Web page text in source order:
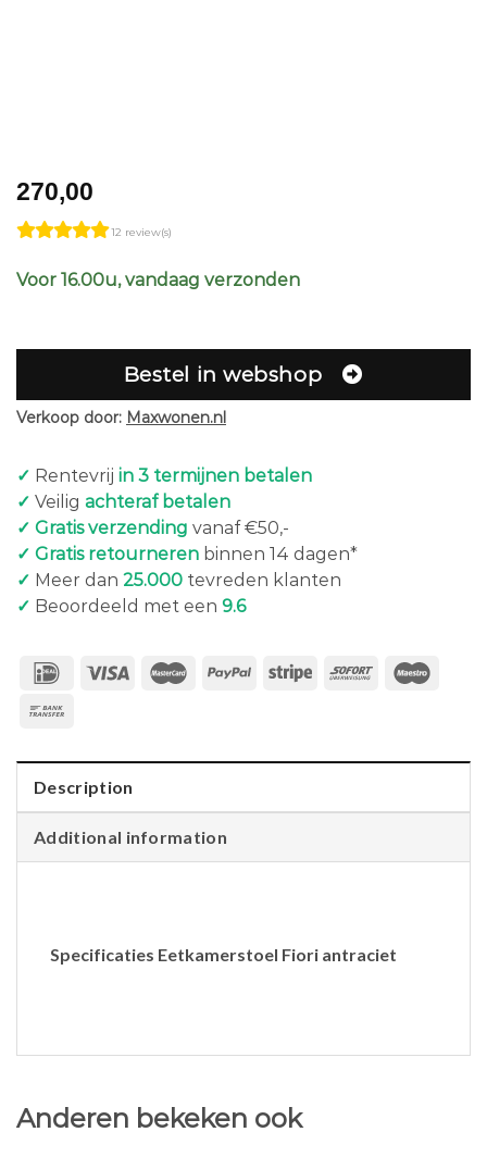
270,00
12 review(s)
Voor 16.00u, vandaag verzonden
Bestel in webshop
Verkoop door: Maxwonen.nl
✓ Rentevrij in 3 termijnen betalen
✓ Veilig achteraf betalen
✓ Gratis verzending vanaf €50,-
✓ Gratis retourneren binnen 14 dagen*
✓ Meer dan 25.000 tevreden klanten
✓ Beoordeeld met een 9.6
Description
Additional information
Specificaties Eetkamerstoel Fiori antraciet
Anderen bekeken ook